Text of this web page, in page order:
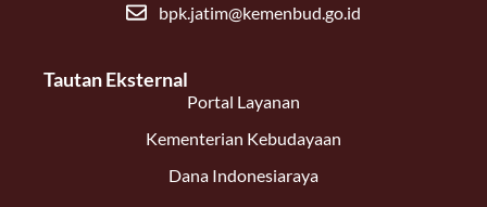
bpk.jatim@kemenbud.go.id
Tautan Eksternal
Portal Layanan
Kementerian Kebudayaan
Dana Indonesiaraya